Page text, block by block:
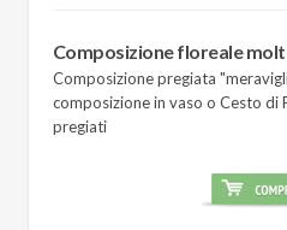
Composizione floreale
Composizione pregiata
composizione in vaso o Cesto di
pregiati